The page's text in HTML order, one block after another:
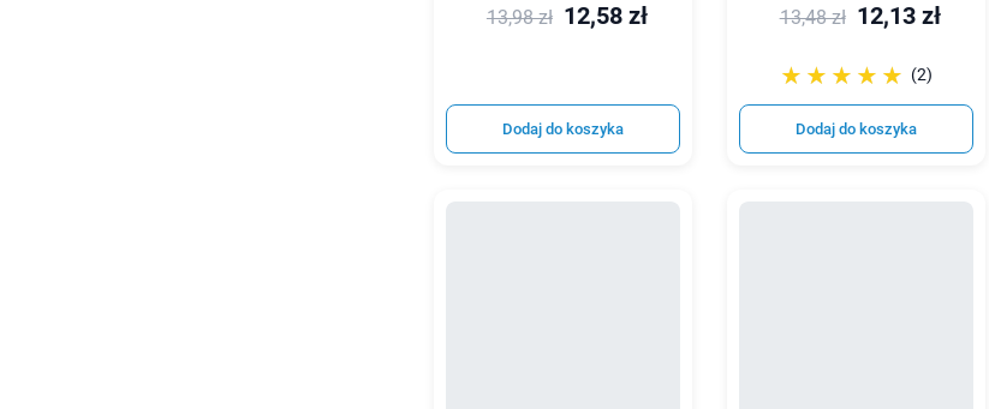
13,98 zł 12,58 zł
Dodaj do koszyka
13,48 zł 12,13 zł
☆☆☆☆☆
★★★★★ (2)
Dodaj do koszyka